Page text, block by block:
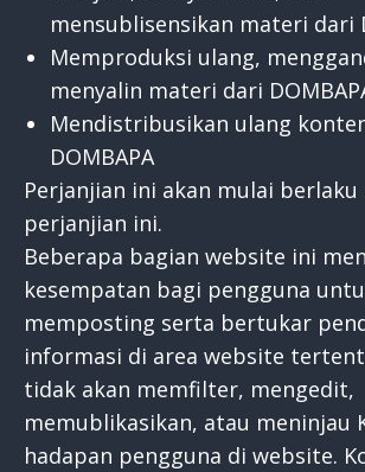
mensublisensikan materi dari
Memproduksi ulang,
menyalin materi dari
Mendistribusikan ulang
DOMBAPA
Perjanjian ini akan mulai
perjanjian ini.
Beberapa bagian website ini
kesempatan bagi pengguna
memposting serta bertukar
informasi di area website
tidak akan memfilter, mengedit,
memublikasikan, atau meninjau
hadapan pengguna di website.